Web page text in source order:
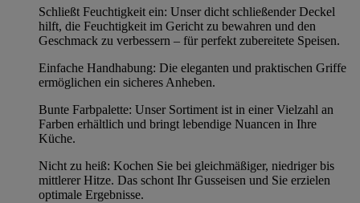
Schließt Feuchtigkeit ein: Unser dicht schließender Deckel
hilft, die Feuchtigkeit im Gericht zu bewahren und den
Geschmack zu verbessern – für perfekt zubereitete Speisen.
Einfache Handhabung: Die eleganten und praktischen Griffe
ermöglichen ein sicheres Anheben.
Bunte Farbpalette: Unser Sortiment ist in einer Vielzahl an
Farben erhältlich und bringt lebendige Nuancen in Ihre
Küche.
Nicht zu heiß: Kochen Sie bei gleichmäßiger, niedriger bis
mittlerer Hitze. Das schont Ihr Gusseisen und Sie erzielen
optimale Ergebnisse.